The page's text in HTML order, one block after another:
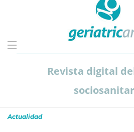
Revista digital
Actualidad